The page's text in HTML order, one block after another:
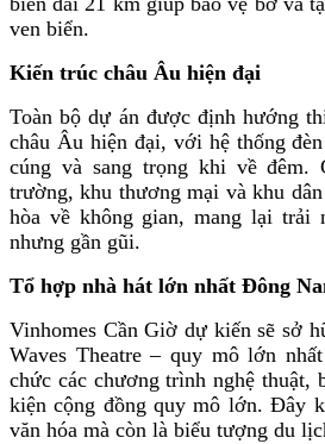
ven biển.
Kiến trúc châu Âu hiện đại
Toàn bộ dự án được định hướng
châu Âu hiện đại, với hệ thống
cúng và sang trọng khi về đêm.
trường, khu thương mại và khu
hòa về không gian, mang lại trải
nhưng gần gũi.
Tổ hợp nhà hát lớn nhất Đông
Vinhomes Cần Giờ dự kiến sẽ sở
Waves Theatre – quy mô lớn
chức các chương trình nghệ thuật,
kiện cộng đồng quy mô lớn. Đây
văn hóa mà còn là biểu tượng du